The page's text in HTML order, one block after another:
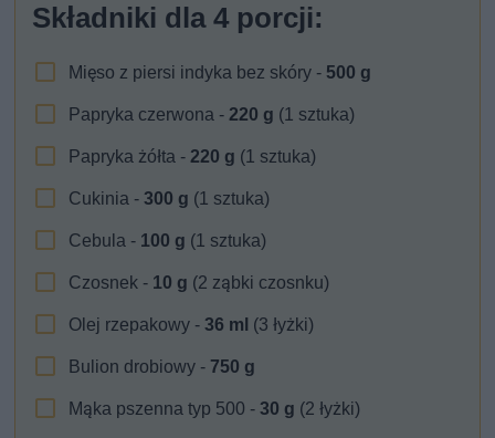
Składniki dla4 porcji:
Mięso z piersi indyka bez skóry - 500 g
Papryka czerwona -220 g (1 sztuka)
Papryka żółta -220 g (1 sztuka)
Cukinia -300 g (1 sztuka)
Cebula - 100 g (1 sztuka)
Czosnek - 10 g (2 ząbki czosnku)
Olej rzepakowy -36 ml (3 łyżki)
Bulion drobiowy - 750 g
Mąka pszenna typ 500 -30 g (2 łyżki)